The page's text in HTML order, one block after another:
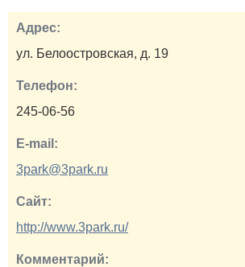
Адрес:
ул. Белоостровская, д. 19
Телефон:
245-06-56
E-mail:
3park@3park.ru
Сайт:
http://www.3park.ru/
Комментарий: